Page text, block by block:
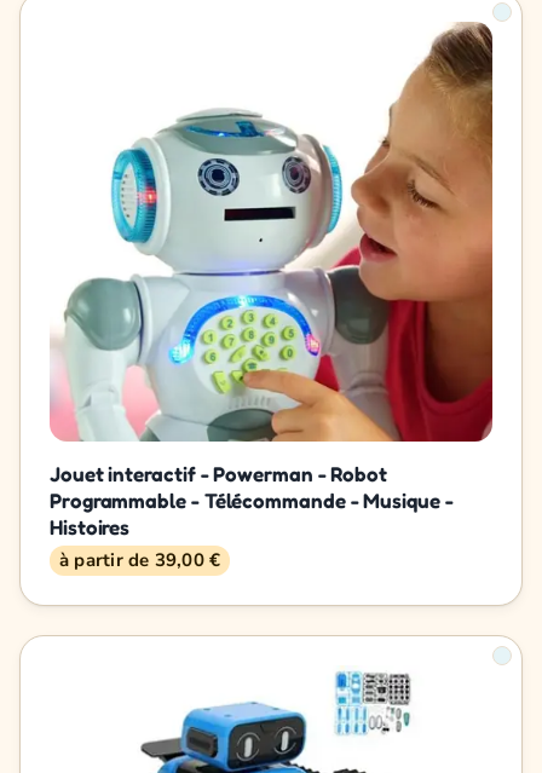
Jouet interactif - Powerman - Robot
Programmable - Télécommande - Musique -
Histoires
à partir de 39,00 €